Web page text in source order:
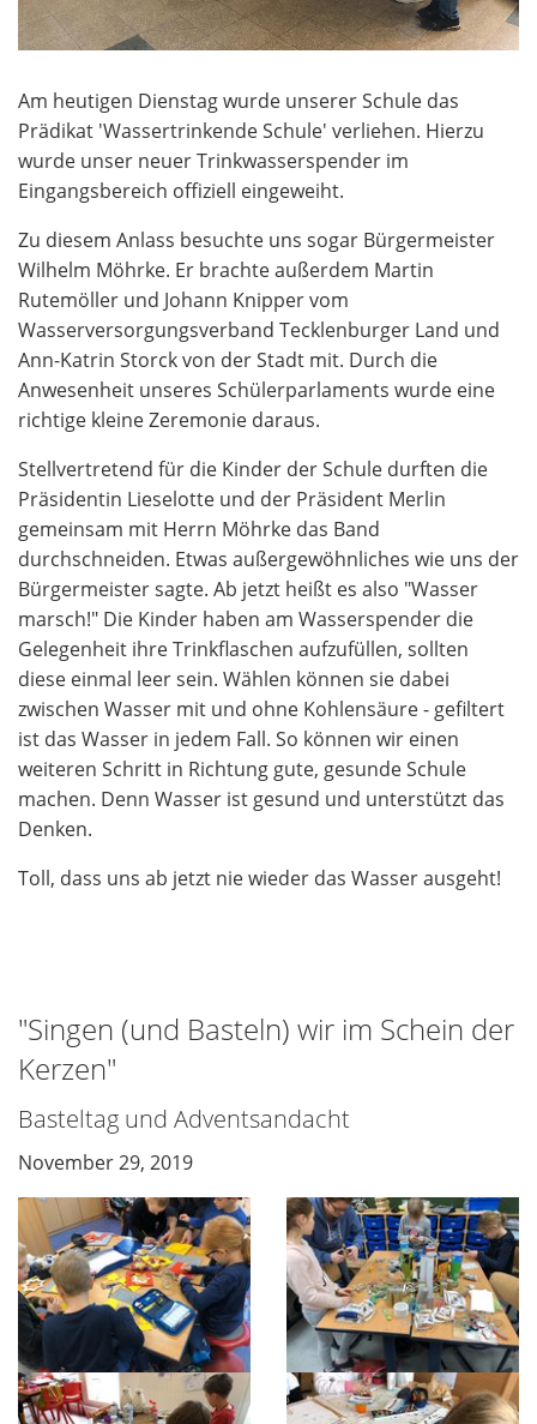
Am heutigen Dienstag wurde unserer Schule das
Prädikat 'Wassertrinkende Schule' verliehen. Hierzu
wurde unser neuer Trinkwasserspender im
Eingangsbereich offiziell eingeweiht.
Zu diesem Anlass besuchte uns sogar Bürgermeister
Wilhelm Möhrke. Er brachte außerdem Martin
Rutemöller und Johann Knipper vom
Wasserversorgungsverband Tecklenburger Land und
Ann-Katrin Storck von der Stadt mit. Durch die
Anwesenheit unseres Schülerparlaments wurde eine
richtige kleine Zeremonie daraus.
Stellvertretend für die Kinder der Schule durften die
Präsidentin Lieselotte und der Präsident Merlin
gemeinsam mit Herrn Möhrke das Band
durchschneiden. Etwas außergewöhnliches wie uns der
Bürgermeister sagte. Ab jetzt heißt es also "Wasser
marsch!" Die Kinder haben am Wasserspender die
Gelegenheit ihre Trinkflaschen aufzufüllen, sollten
diese einmal leer sein. Wählen können sie dabei
zwischen Wasser mit und ohne Kohlensäure - gefiltert
ist das Wasser in jedem Fall. So können wir einen
weiteren Schritt in Richtung gute, gesunde Schule
machen. Denn Wasser ist gesund und unterstützt das
Denken.
Toll, dass uns ab jetzt nie wieder das Wasser ausgeht!
"Singen (und Basteln) wir im Schein der
Kerzen"
Basteltag und Adventsandacht
November 29, 2019